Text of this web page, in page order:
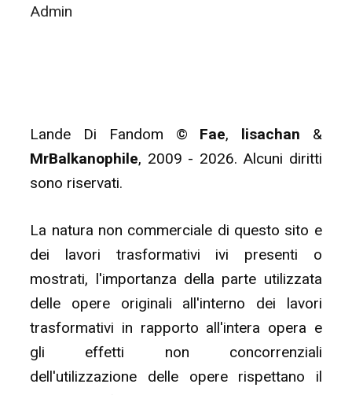
Admin
Lande Di Fandom © Fae, lisachan &
MrBalkanophile, 2009 - 2026. Alcuni diritti
sono riservati.
La natura non commerciale di questo sito e
dei lavori trasformativi ivi presenti o
mostrati, l'importanza della parte utilizzata
delle opere originali all'interno dei lavori
trasformativi in rapporto all'intera opera e
gli effetti non concorrenziali
dell'utilizzazione delle opere rispettano il